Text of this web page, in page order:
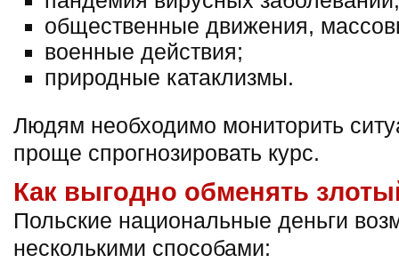
общественные движения,
военные действия;
природные катаклизмы.
Людям необходимо мониторить
проще спрогнозировать курс.
Как выгодно обменять
Польские национальные деньги
несколькими способами: